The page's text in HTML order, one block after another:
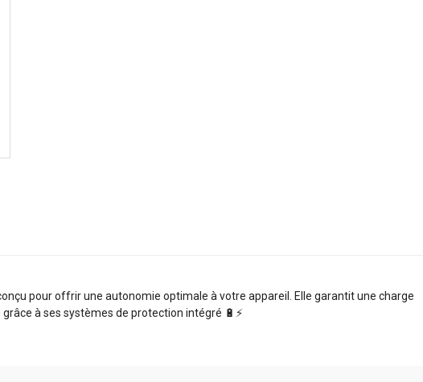
pour offrir une autonomie optimale à votre appareil. Elle garantit une charge
à ses systèmes de protection intégré 🔋⚡️